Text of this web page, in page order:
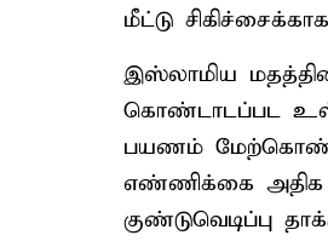
மீட்டு
இஸ்லாமிய
கொண்டாடப்பட
பயணம்
எண்ணிக்கை அதிக
குண்டுவெடிப்பு